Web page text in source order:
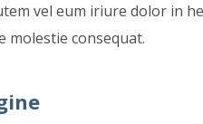
vel eum iriure dolor in
molestie consequat.